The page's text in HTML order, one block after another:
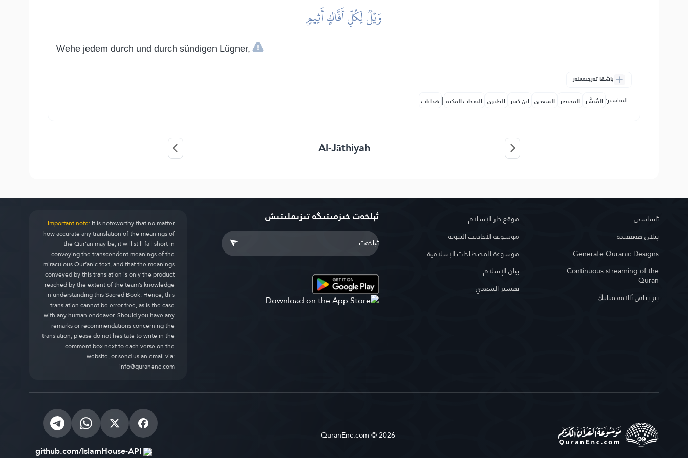
وَيۡلٞ لِّكُلِّ أَفَّاكٍ أَثِيمٖ
Wehe jedem durch und durch sündigen Lügner,
باشقا تەرجىمىلەر
التفاسير: المُيسَّر المختصر السعدي ابن كثير الطبري النفحات المكية | هدايات
Al-Jāthiyah
ئاساسى
پىلان ھەققىدە
Generate Quranic Designs
Continuous streaming of the
Quran
بىز بىلەن ئالاقە قىلىڭ
موقع دار الإسلام
موسوعة الأحاديث النبوية
موسوعة المصطلحات الإسلامية
بيان الإسلام
تفسير السعدي
ئېلخەت خىزمىتىگە تىزىملىتىش Important note:It is noteworthy that no matter
how accurate any translation of the meanings of
the Qur’an may be, it will still fall short in
conveying the transcendent meanings of the
miraculous Qur’anic text, and that the meanings
conveyed by this translation is only the product
reached by the extent of the team’s knowledge
in understanding this Sacred Book. Hence, this
translation cannot be error-free, as is the case
with any human endeavor. Should you have any
remarks or recommendations concerning the
translation, please do not hesitate to write in the
comment box next to each verse on the
website, or send us an email via:
info@quranenc.com
QuranEnc.com © 2026
github.com/IslamHouse-API